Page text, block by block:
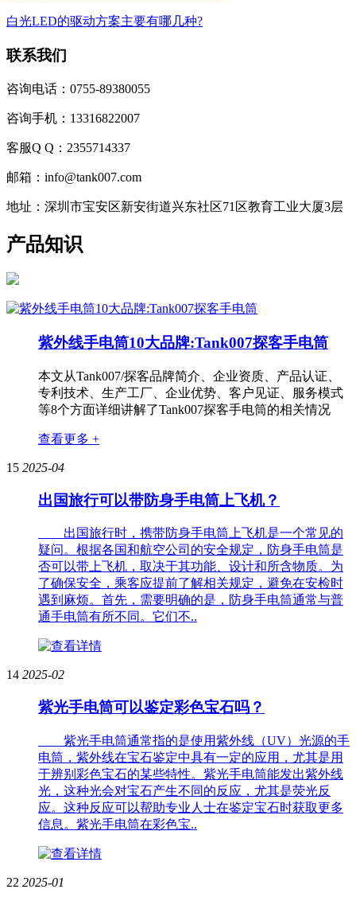
白光LED的驱动方案主要有哪几种?
联系我们
咨询电话：0755-89380055
咨询手机：13316822007
客服Q Q：2355714337
邮箱：info@tank007.com
地址：深圳市宝安区新安街道兴东社区71区教育工业大厦3层
产品知识
紫外线手电筒10大品牌:Tank007探客手电筒
本文从Tank007/探客品牌简介、企业资质、产品认证、
专利技术、生产工厂、企业优势、客户见证、服务模式
等8个方面详细讲解了Tank007探客手电筒的相关情况
查看更多 +
15 2025-04
出国旅行可以带防身手电筒上飞机？
出国旅行时，携带防身手电筒上飞机是一个常见的
疑问。根据各国和航空公司的安全规定，防身手电筒是
否可以带上飞机，取决于其功能、设计和所含物质。为
了确保安全，乘客应提前了解相关规定，避免在安检时
遇到麻烦。首先，需要明确的是，防身手电筒通常与普
通手电筒有所不同。它们不..
14 2025-02
紫光手电筒可以鉴定彩色宝石吗？
紫光手电筒通常指的是使用紫外线（UV）光源的手
电筒，紫外线在宝石鉴定中具有一定的应用，尤其是用
于辨别彩色宝石的某些特性。紫光手电筒能发出紫外线
光，这种光会对宝石产生不同的反应，尤其是荧光反
应。这种反应可以帮助专业人士在鉴定宝石时获取更多
信息。紫光手电筒在彩色宝..
22 2025-01